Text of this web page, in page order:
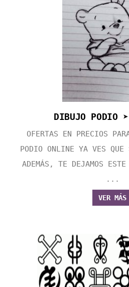
DIBUJO PODIO
OFERTAS EN PRECIOS
PODIO ONLINE YA VES QUE
ADEMÁS, TE DEJAMOS ESTE
...
VER MÁS